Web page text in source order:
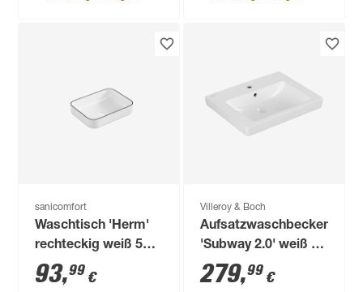
sanicomfort
Waschtisch 'Herm'
rechteckig weiß 52 x
52 x 15 cm
93,99 €
Villeroy & Boch
Aufsatzwaschbecken
'Subway 2.0' weiß 60
x 15,5 x 47 cm
Unterseite
279,99 €